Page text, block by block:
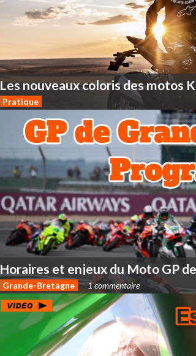
Lesnouveauxcoloris desmotos
Pratique
Horaires et enjeux du Moto GP de
Grande-Bretagne 1 commentaire